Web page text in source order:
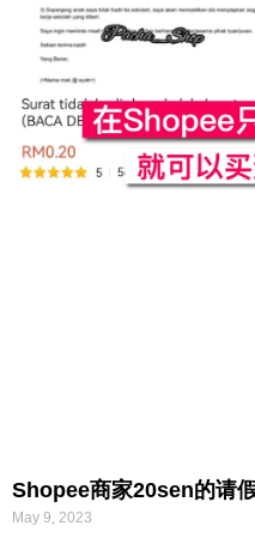
Shopee商家20sen的请
May 9, 2023